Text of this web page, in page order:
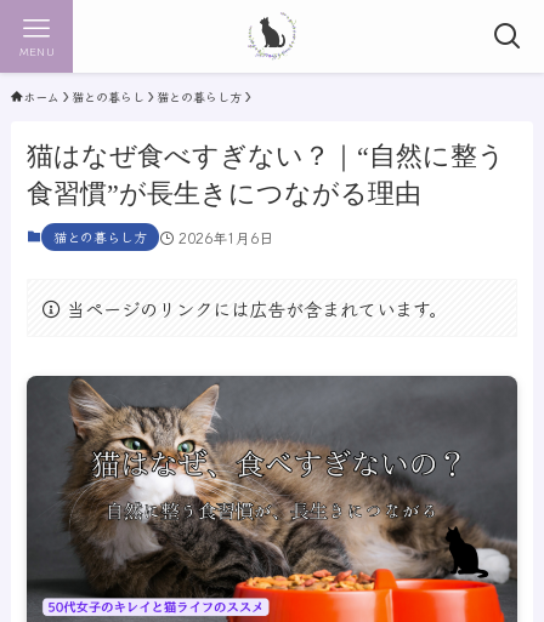
MENU
ホーム 猫との暮らし 猫との暮らし方
猫はなぜ食べすぎない？｜“自然に整う
食習慣”が長生きにつながる理由
猫との暮らし方 2026年1月6日
当ページのリンクには広告が含まれています。